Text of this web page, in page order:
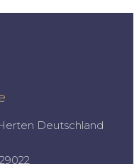
Deutschland​